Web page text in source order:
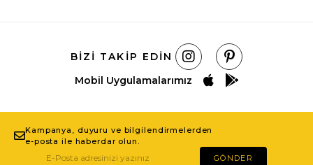
BIZI TAKIP EDIN
Mobil Uygulamalarımız
Kampanya, duyuru ve bilgilendirmelerden
e-posta ile haberdar olun.
GÖNDER